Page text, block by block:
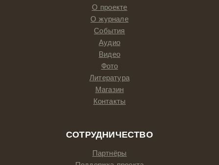
О проекте
О журнале
События
Аудио
Видео
Фото
Литература
Магазин
Контакты
СОТРУДНИЧЕСТВО
Партнёры